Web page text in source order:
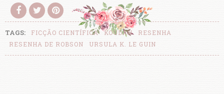
TAGS: FICÇÃO CIENTÍFICA KOUDAN
RESENHA
RESENHA DE ROBSON
URSULA K. LE GUIN